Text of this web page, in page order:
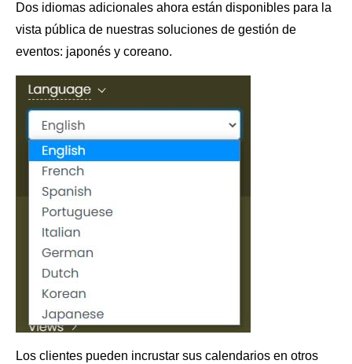
Dos idiomas adicionales ahora están disponibles para la
vista pública de nuestras soluciones de gestión de
eventos: japonés y coreano.
Los clientes pueden incrustar sus calendarios en otros